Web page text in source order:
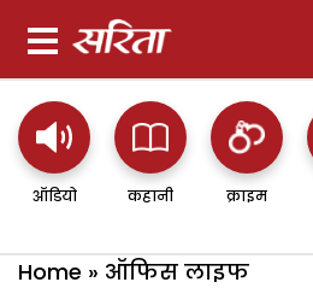
ऑडियो कहानी क्राइम
Home » ऑफिस लाइफ